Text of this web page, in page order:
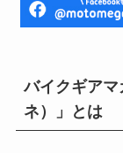
バイクギア
ネ）」とは